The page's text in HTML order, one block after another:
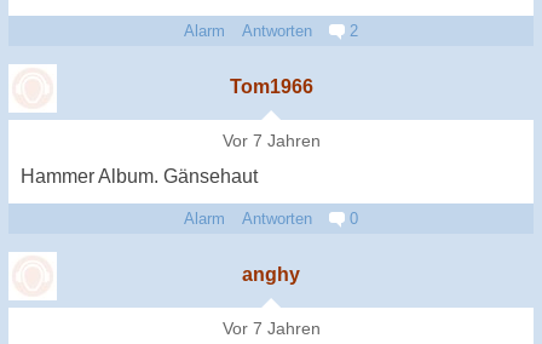
Alarm Antworten 2
Tom1966
Vor 7 Jahren
Hammer Album. Gänsehaut
Alarm Antworten 0
anghy
Vor 7 Jahren